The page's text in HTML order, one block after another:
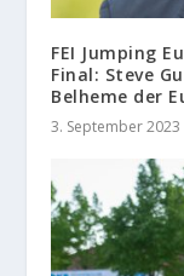
FEI Jumping
Final: Steve
Belheme der
3. September 2023